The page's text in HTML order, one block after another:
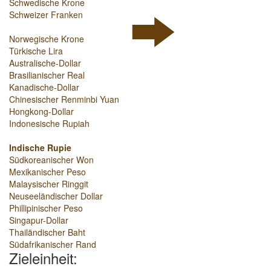
Schwedische Krone
Schweizer Franken
Norwegische Krone
Türkische Lira
Australische-Dollar
Brasilianischer Real
Kanadische-Dollar
Chinesischer Renminbi Yuan
Hongkong-Dollar
Indonesische Rupiah
Indische Rupie
Südkoreanischer Won
Mexikanischer Peso
Malaysischer Ringgit
Neuseeländischer Dollar
Phillipinischer Peso
Singapur-Dollar
Thailändischer Baht
Südafrikanischer Rand
Zieleinheit: